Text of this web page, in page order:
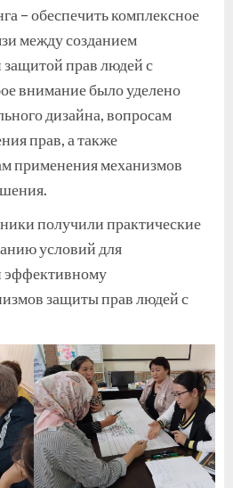
– обеспечить комплексное
между созданием
прав людей с
внимание было уделено
дизайна, вопросам
прав, а также
применения механизмов
получили практические
условий для
эффективному
защиты прав людей с